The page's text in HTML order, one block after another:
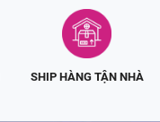
SHIP HÀNG TẬN NHÀ